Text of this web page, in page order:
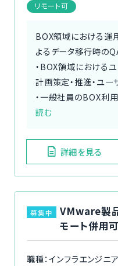
リモート可
BOX領域における運
よるデータ移行時の
・BOX領域における
計画策定・推進・ユー
・一般社員のBOX利
読む
詳細を見る
募集中
VMware製
モート併用
職種：インフラエンジニア